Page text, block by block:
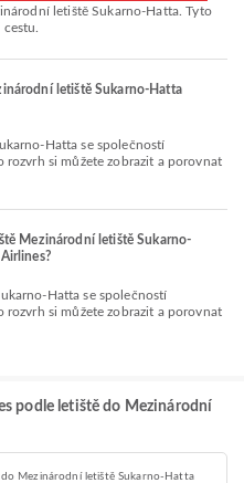
letiště Sukarno-Hatta. Tyto
letiště Sukarno-Hatta
si můžete zobrazit a porovnat
Mezinárodní letiště Sukarno-
si můžete zobrazit a porovnat
podle letiště do Mezinárodní
Mezinárodní letiště Sukarno-Hatta